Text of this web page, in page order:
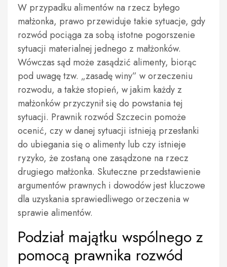
W przypadku alimentów na rzecz byłego
małżonka, prawo przewiduje takie sytuacje, gdy
rozwód pociąga za sobą istotne pogorszenie
sytuacji materialnej jednego z małżonków.
Wówczas sąd może zasądzić alimenty, biorąc
pod uwagę tzw. „zasadę winy” w orzeczeniu
rozwodu, a także stopień, w jakim każdy z
małżonków przyczynił się do powstania tej
sytuacji. Prawnik rozwód Szczecin pomoże
ocenić, czy w danej sytuacji istnieją przesłanki
do ubiegania się o alimenty lub czy istnieje
ryzyko, że zostaną one zasądzone na rzecz
drugiego małżonka. Skuteczne przedstawienie
argumentów prawnych i dowodów jest kluczowe
dla uzyskania sprawiedliwego orzeczenia w
sprawie alimentów.
Podział majątku wspólnego z
pomocą prawnika rozwód